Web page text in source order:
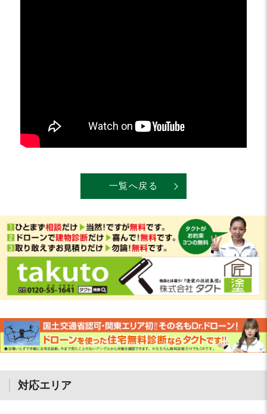
一覧へ戻る
対応エリア